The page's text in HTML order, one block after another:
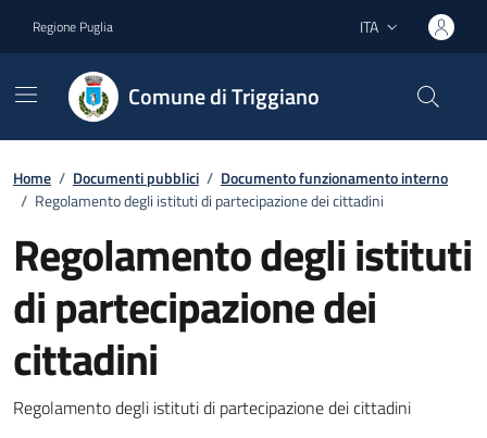
Regione Puglia Lingua attiva:
ITA
Comune di Triggiano
Home / Documenti pubblici / Documento funzionamento interno
/ Regolamento degli istituti di partecipazione dei cittadini
Regolamento degli istituti
di partecipazione dei
cittadini
Dettagli del documento
Regolamento degli istituti di partecipazione dei cittadini